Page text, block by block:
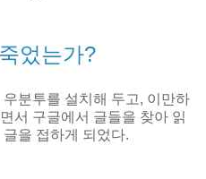
었는가?
분투를 설치해 두고, 이만하
서 구글에서 글들을 찾아 읽
을 접하게 되었다.